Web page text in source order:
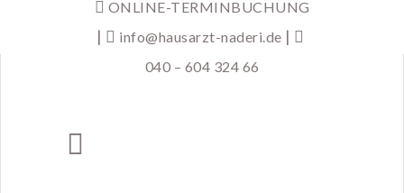
ONLINE-TERMINBUCHUNG
| info@hausarzt-naderi.de |
040 – 604 324 66